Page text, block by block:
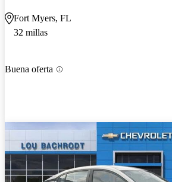
Fort Myers, FL
32 millas
Buena oferta